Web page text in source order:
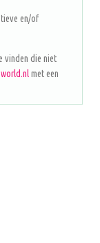
en/of
vinden die niet
met een